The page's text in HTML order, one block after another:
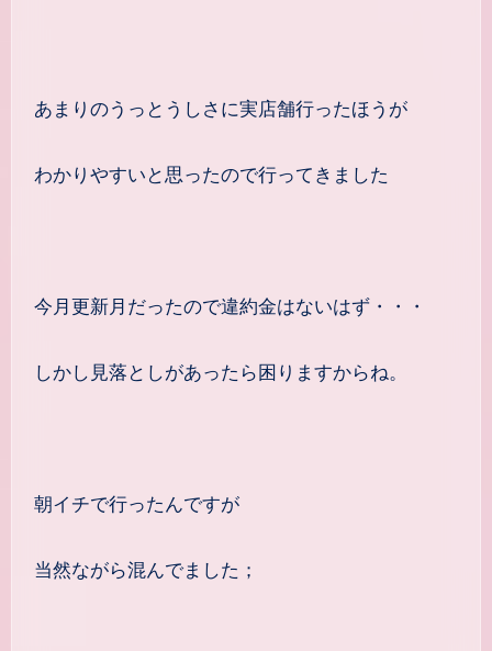
あまりのうっとうしさに実店舗行ったほうが
わかりやすいと思ったので行ってきました
今月更新月だったので違約金はないはず・・・
しかし見落としがあったら困りますからね。
朝イチで行ったんですが
当然ながら混んでました；